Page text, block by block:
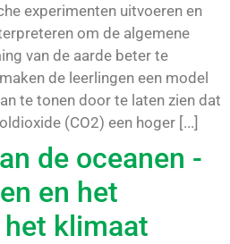
experimenten uitvoeren en
om de algemene
van de aarde beter te
de leerlingen een model
te tonen door te laten zien dat
(CO2) een hoger [...]
de oceanen -
en het
klimaat